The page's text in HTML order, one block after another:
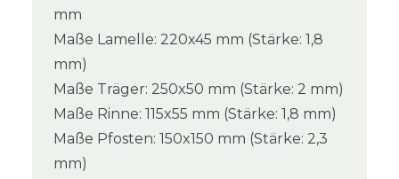
mm
Maße Lamelle: 220x45 mm (Stärke: 1,8
mm)
Maße Träger: 250x50 mm (Stärke: 2 mm)
Maße Rinne: 115x55 mm (Stärke: 1,8 mm)
Maße Pfosten: 150x150 mm (Stärke: 2,3
mm)